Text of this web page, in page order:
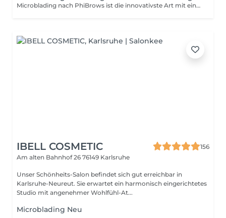
Microblading nach PhiBrows ist die innovativste Art mit einer manuellen, semi-permanenten Technik eine der realistischsten Augenbrauenzeichnung zu formen und die perfekte Form zu verleihen. Das Pigment wird manuell unter die erste Hautschicht ( Epidermis ) eingearbeitet. Das Pigment richtet sich nach der natürlichen Farbe der Augenbrauen und dem Haar. Die Symmetrie wird mit der Anwendung der PhiBrows Technik des Goldenen Schnitts berechnet.
IBELL COSMETIC
156
Am alten Bahnhof 26 76149 Karlsruhe
Unser Schönheits-Salon befindet sich gut erreichbar in
Karlsruhe-Neureut. Sie erwartet ein harmonisch eingerichtetes
Studio mit angenehmer Wohlfühl-At...
Microblading Neu